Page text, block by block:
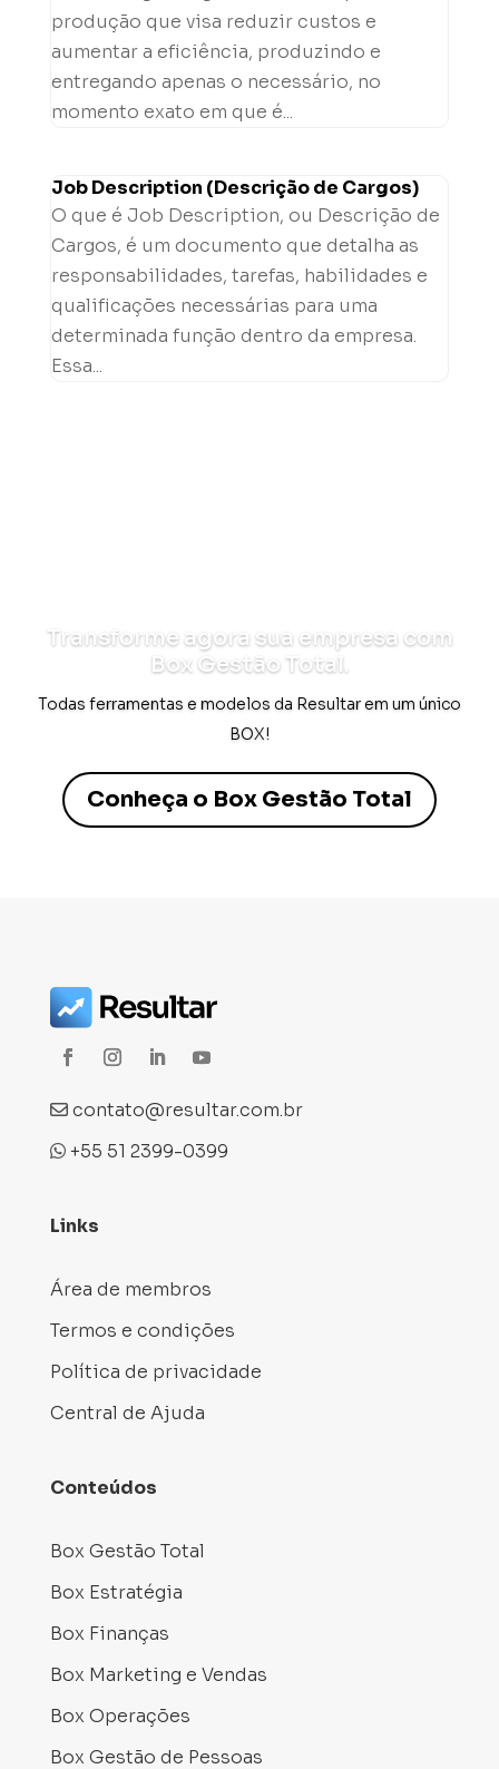
produção que visa reduzir custos e
aumentar a eficiência, produzindo e
entregando apenas o necessário, no
momento exato em que é...
Job Description (Descrição de Cargos)
O que é Job Description, ou Descrição de
Cargos, é um documento que detalha as
responsabilidades, tarefas, habilidades e
qualificações necessárias para uma
determinada função dentro da empresa.
Essa...
Transforme agora sua empresa com
Box Gestão Total.
Todas ferramentas e modelos da Resultar em um único
BOX!
Conheça o Box Gestão Total
contato@resultar.com.br
+55 51 2399-0399
Links
Área de membros
Termos e condições
Política de privacidade
Central de Ajuda
Conteúdos
Box Gestão Total
Box Estratégia
Box Finanças
Box Marketing e Vendas
Box Operações
Box Gestão de Pessoas